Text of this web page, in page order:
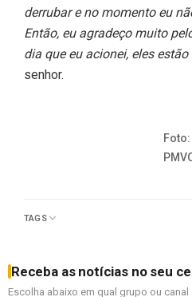
derrubar e no momento eu
Então, eu agradeço muito
dia que eu acionei, eles estão
senhor.
Foto:
TAGS
Receba as notícias no seu
Escolha abaixo em qual grupo ou